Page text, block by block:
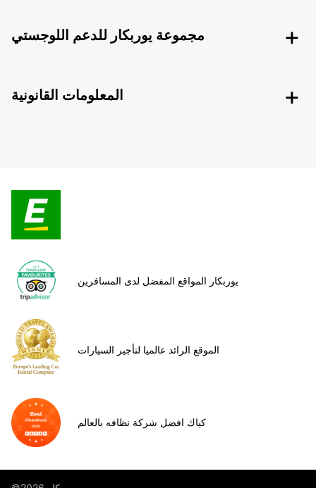
مجموعة يوربكار للدعم اللوجستي
المعلومات القانونية
يوربكار المواقع المفضل لدى المسافرين
الموقع الرائد عالميا لتأجير السيارات
كياك افضل شركة نظافه بالعالم